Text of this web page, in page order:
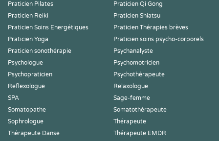
Praticien Pilates
Praticien Qi Gong
Praticien Reiki
Praticien Shiatsu
Praticien Soins Energétiques
Praticien Thérapies brèves
Praticien Yoga
Praticien soins psycho-corporels
Praticien sonothérapie
Psychanalyste
Psychologue
Psychomotricien
Psychopraticien
Psychothérapeute
Reflexologue
Relaxologue
SPA
Sage-femme
Somatopathe
Somatothérapeute
Sophrologue
Thérapeute
Thérapeute Danse
Thérapeute EMDR